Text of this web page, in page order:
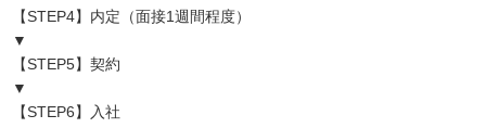
【STEP4】内定（面接1週間程度）
▼
【STEP5】契約
▼
【STEP6】入社